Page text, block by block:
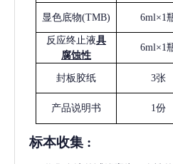
显色底物(TMB) 6ml×1
反应终止液具
腐蚀性
6ml×1
封板胶纸 3张
产品说明书 1份
标本收集 :